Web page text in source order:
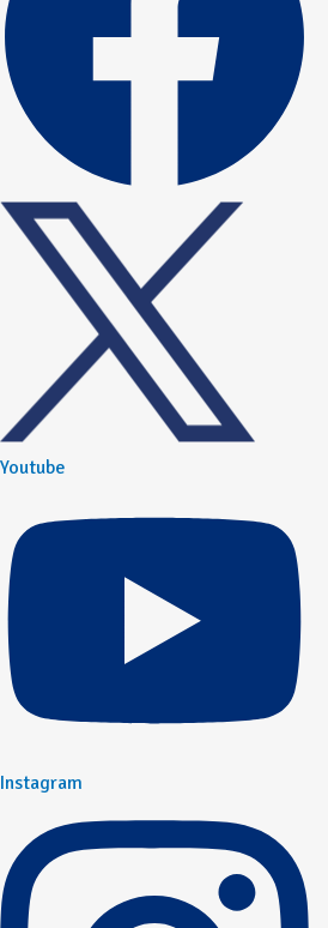
Youtube
Instagram